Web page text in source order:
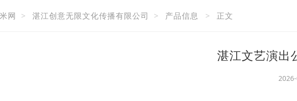
网 > 湛江创意无限文化传播有限公司 > 产品信息 > 正文
湛江文艺演出